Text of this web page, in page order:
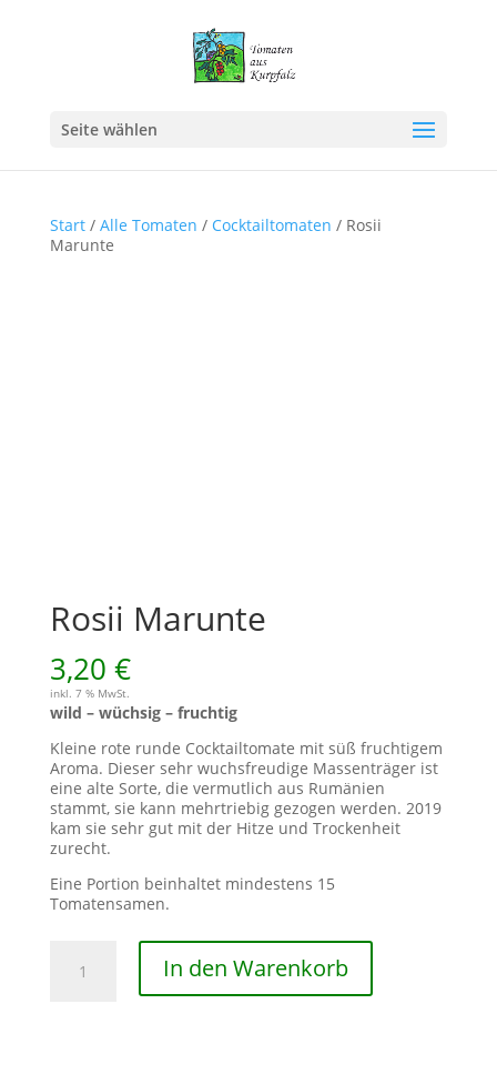
Seite wählen
Start/ Alle Tomaten / Cocktailtomaten / Rosii
Marunte
Rosii Marunte
3,20 €
inkl. 7 % MwSt.
wild – wüchsig – fruchtig
Kleine rote runde Cocktailtomate mit süß fruchtigem
Aroma. Dieser sehr wuchsfreudige Massenträger ist
eine alte Sorte, die vermutlich aus Rumänien
stammt, sie kann mehrtriebig gezogen werden. 2019
kam sie sehr gut mit der Hitze und Trockenheit
zurecht.
Eine Portion beinhaltet mindestens 15
Tomatensamen.
Marunte
In den Warenkorb